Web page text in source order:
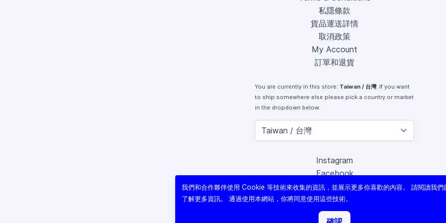
私隱條款
貨品運送詳情
取消政策
My Account
訂單和退貨
You are currently in this store: Taiwan / 台灣. If you want
to ship somewhere else please pick a country or market
in the dropdown below.
Instagram
Facebook
X (Twitter)
Youtube
Lomography
我們和合作夥伴使用 Cookie 等技術來收集的資訊，並展示更多你喜歡的內容。 請閱讀我們
了解更多資訊。 通過使用本網站，你將同意使用這些技術。